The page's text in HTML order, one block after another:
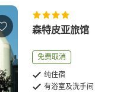
森特皮亚旅馆
免费取消
纯住宿
有浴室及洗手间